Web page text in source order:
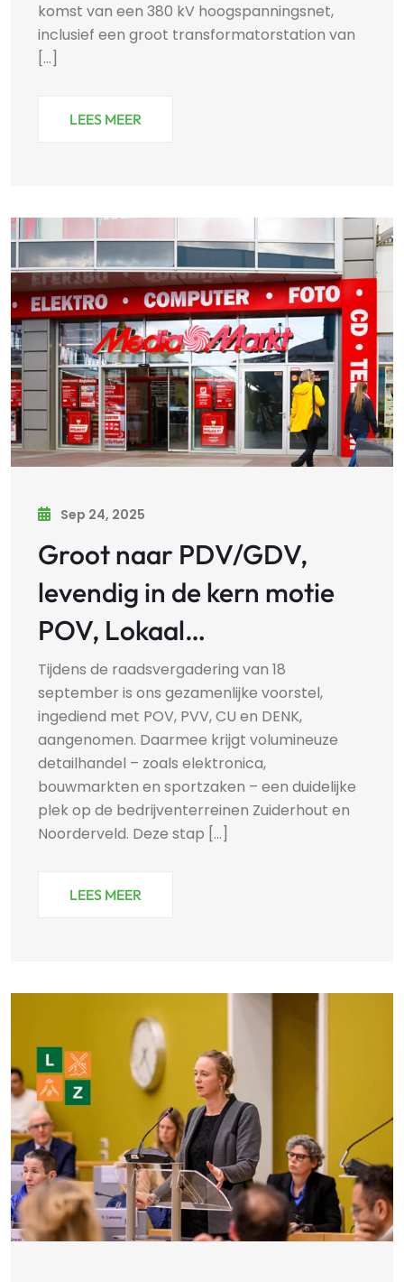
komst van een 380 kV hoogspanningsnet,
inclusief een groot transformatorstation van
[...]
LEES MEER
Sep 24, 2025
Groot naar PDV/GDV,
levendig in de kern motie
POV, Lokaal…
Tijdens de raadsvergadering van 18
september is ons gezamenlijke voorstel,
ingediend met POV, PVV, CU en DENK,
aangenomen. Daarmee krijgt volumineuze
detailhandel – zoals elektronica,
bouwmarkten en sportzaken – een duidelijke
plek op de bedrijventerreinen Zuiderhout en
Noorderveld. Deze stap [...]
LEES MEER